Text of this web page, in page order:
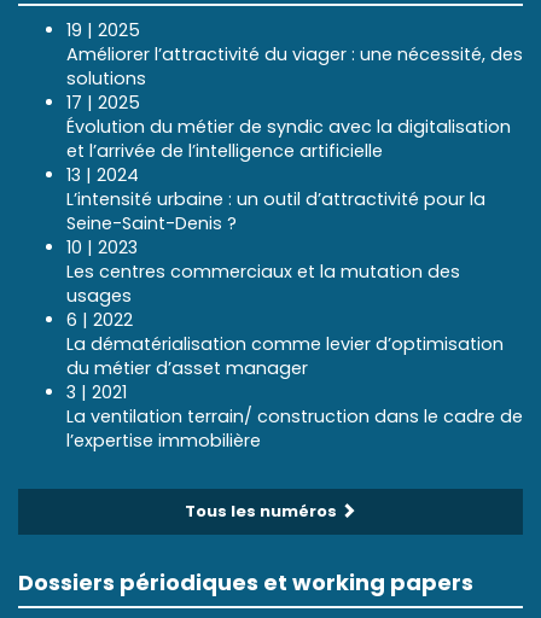
19 | 2025
Améliorer l’attractivité du viager : une nécessité, des
solutions
17 | 2025
Évolution du métier de syndic avec la digitalisation
et l’arrivée de l’intelligence artificielle
13 | 2024
L’intensité urbaine : un outil d’attractivité pour la
Seine-Saint-Denis ?
10 | 2023
Les centres commerciaux et la mutation des
usages
6 | 2022
La dématérialisation comme levier d’optimisation
du métier d’asset manager
3 | 2021
La ventilation terrain/ construction dans le cadre de
l’expertise immobilière
Tous les numéros
Dossiers périodiques et working papers